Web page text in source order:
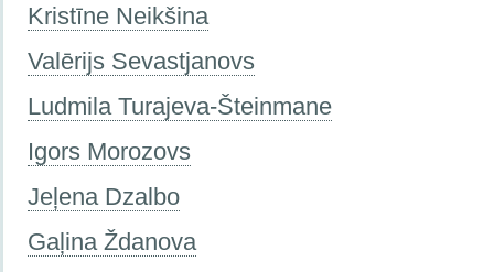
Kristīne Neikšina
Valērijs Sevastjanovs
Ludmila Turajeva-Šteinmane
Igors Morozovs
Jeļena Dzalbo
Gaļina Ždanova